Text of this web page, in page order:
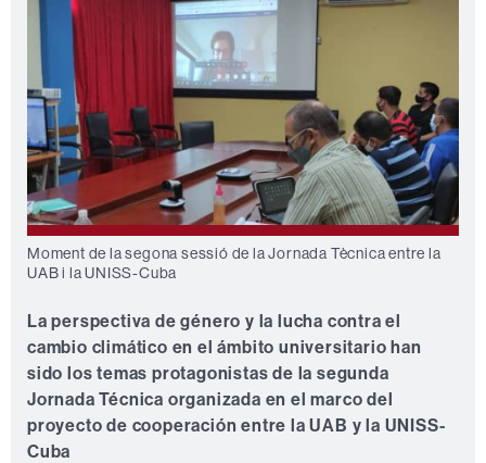
Moment de la segona sessió de la Jornada Tècnica entre la
UAB i la UNISS-Cuba
La perspectiva de género y la lucha contra el
cambio climático en el ámbito universitario han
sido los temas protagonistas de la segunda
Jornada Técnica organizada en el marco del
proyecto de cooperación entre la UAB y la UNISS-
Cuba